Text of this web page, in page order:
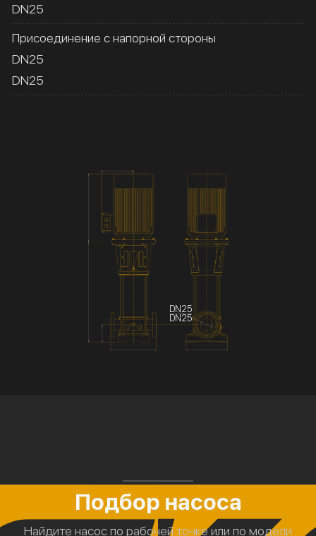
DN25
Присоединение с напорной стороны
DN25
DN25
DN25
DN25
Подбор насоса
Найдите насос по рабочей точке или по модели